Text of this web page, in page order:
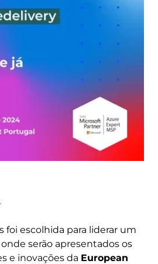
foi escolhida para liderar um
serão apresentados os
e inovações da European